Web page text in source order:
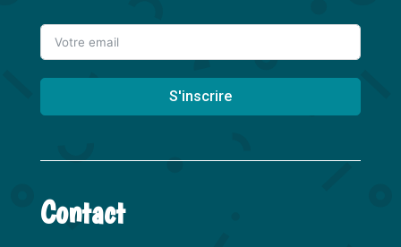
S'inscrire
l
e
Contact